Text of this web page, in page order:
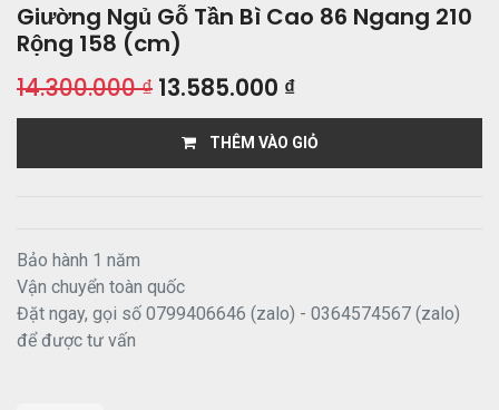
Giường Ngủ Gỗ Tần Bì Cao 86 Ngang 210
Rộng 158 (cm)
14.300.000₫ 13.585.000 ₫
THÊM VÀO GIỎ
Bảo hành 1 năm
Vận chuyển toàn quốc
Đặt ngay, gọi số 0799406646 (zalo) - 0364574567 (zalo)
để được tư vấn